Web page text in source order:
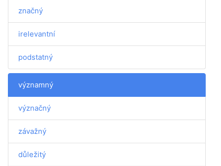
značný
irelevantní
podstatný
významný
význačný
závažný
důležitý